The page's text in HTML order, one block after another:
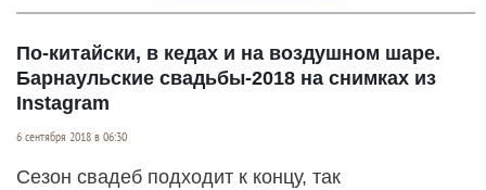
По-китайски, в кедах и на воздушном шаре.
Барнаульские свадьбы-2018 на снимках из
Instagram
6 сентября 2018 в 06:30
Сезон свадеб подходит к концу, так